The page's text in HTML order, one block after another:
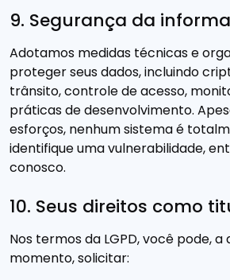
9. Segurança da
Adotamos medidas técnicas e
proteger seus dados, incluindo
trânsito, controle de acesso,
práticas de desenvolvimento.
esforços, nenhum sistema é
identifique uma vulnerabilidade,
conosco.
10. Seus direitos como
Nos termos da LGPD, você pode, a
momento, solicitar: